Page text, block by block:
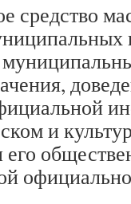
средство
и
его